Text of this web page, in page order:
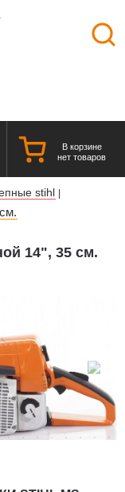
В корзине
нет товаров
stihl |
14", 35 см.